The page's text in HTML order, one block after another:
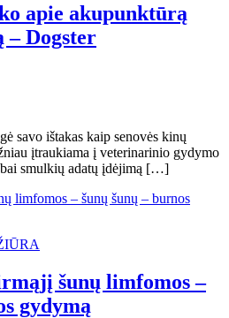
apie akupunktūrą
– Dogster
savo ištakas kaip senovės kinų
įtraukiama į veterinarinio gydymo
smulkių adatų įdėjimą […]
šunų limfomos –
gydymą